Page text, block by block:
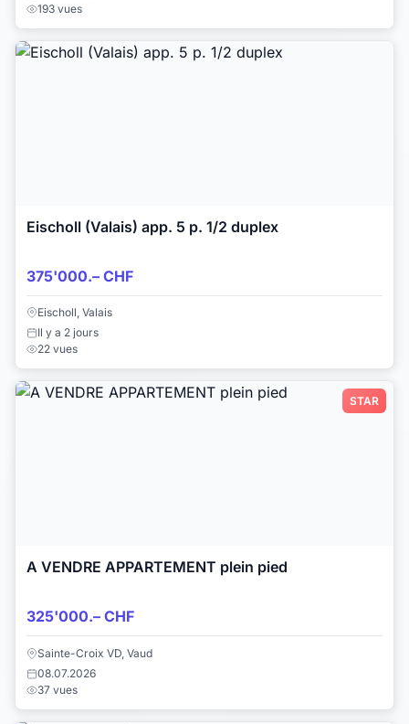
193 vues
Eischoll (Valais) app. 5 p. 1/2 duplex
375'000.– CHF
Eischoll, Valais
Il y a 2 jours
22 vues
STAR
A VENDRE APPARTEMENT plein pied
325'000.– CHF
Sainte-Croix VD, Vaud
08.07.2026
37 vues